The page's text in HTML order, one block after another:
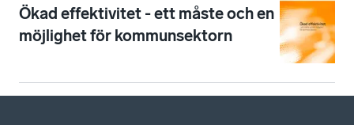
Ökad effektivitet - ett måste och en
möjlighet för kommunsektorn